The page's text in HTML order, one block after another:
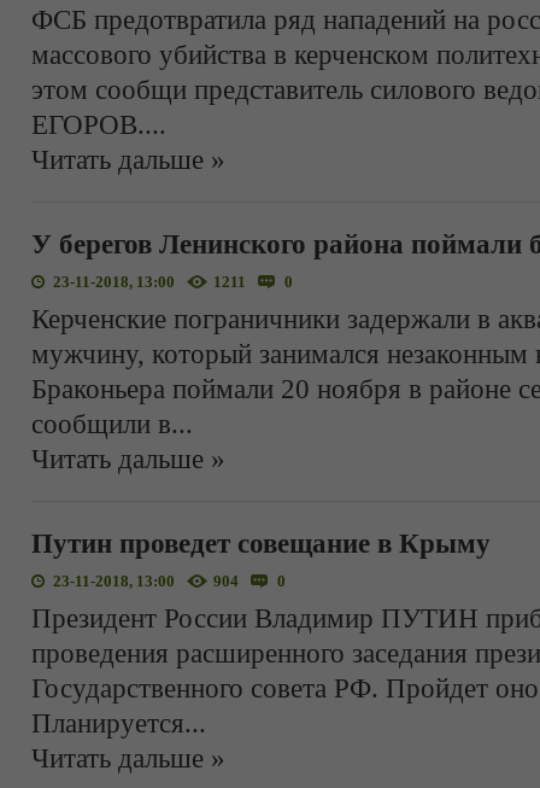
ФСБ предотвратила ряд нападений на
массового убийства в керченском
этом сообщи представитель силового
ЕГОРОВ....
Читать дальше »
У берегов Ленинского района поймали
23-11-2018, 13:00 1211 0
Керченские пограничники задержали в
мужчину, который занимался
Браконьера поймали 20 ноября в районе
сообщили в...
Читать дальше »
Путин проведет совещание в Крыму
23-11-2018, 13:00 904 0
Президент России Владимир ПУТИН
проведения расширенного заседания
Государственного совета РФ. Пройдет
Планируется...
Читать дальше »